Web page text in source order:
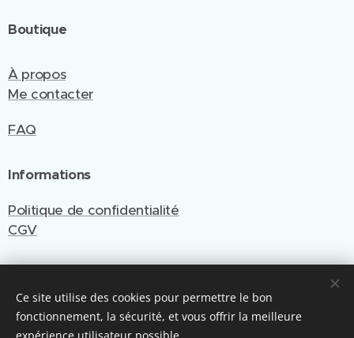
Boutique
À propos
Me contacter
FAQ
Informations
Politique de confidentialité
CGV
Site créé et géré par Emy Cré'Art
Optimisé par Webnode
Cookies
Ce site utilise des cookies pour permettre le bon
fonctionnement, la sécurité, et vous offrir la meilleure